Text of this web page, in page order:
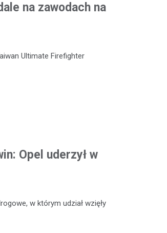
na zawodach na
Ultimate Firefighter
Opel uderzył w
w którym udział wzięły